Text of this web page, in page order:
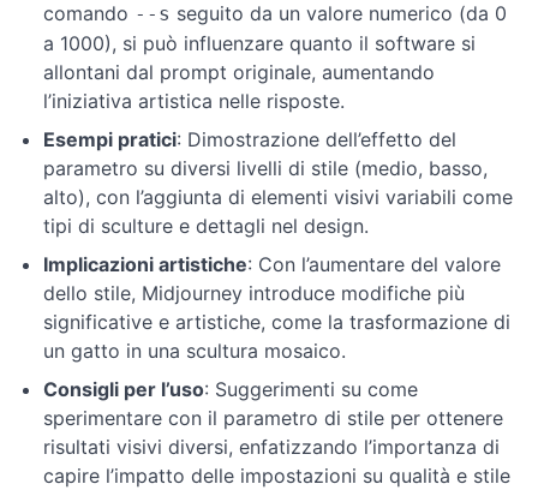
Introduzione
dei
prompt
Comandi
di
Midjourney
Modalità
e
settaggi
Prompt
comando --s seguito da un valore numerico (da 0
a 1000), si può influenzare quanto il software si
allontani dal prompt originale, aumentando
l’iniziativa artistica nelle risposte.
Esempi pratici: Dimostrazione dell’effetto del
parametro su diversi livelli di stile (medio, basso,
alto), con l’aggiunta di elementi visivi variabili come
tipi di sculture e dettagli nel design.
Implicazioni artistiche: Con l’aumentare del valore
dello stile, Midjourney introduce modifiche più
significative e artistiche, come la trasformazione di
un gatto in una scultura mosaico.
Consigli per l’uso: Suggerimenti su come
sperimentare con il parametro di stile per ottenere
risultati visivi diversi, enfatizzando l’importanza di
capire l’impatto delle impostazioni su qualità e stile